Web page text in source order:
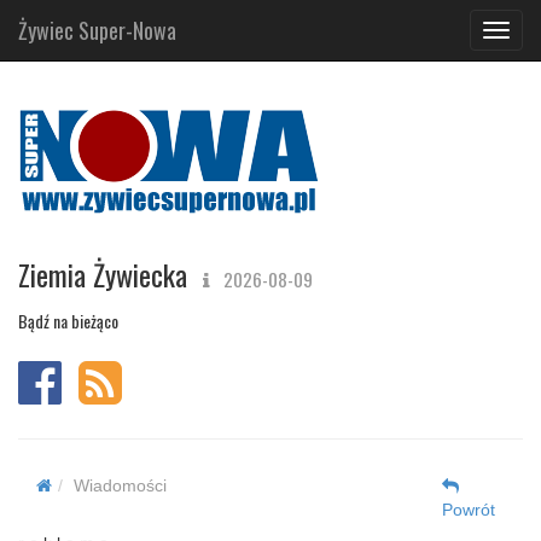
Żywiec Super-Nowa
Ziemia Żywiecka 2026-08-09
Bądź na bieżąco
Wiadomości
Powrót